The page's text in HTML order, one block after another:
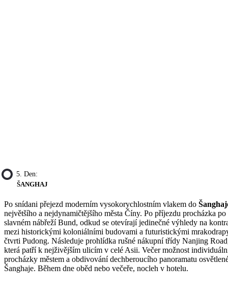
5. Den:
ŠANGHAJ
Po snídani přejezd moderním vysokorychlostním vlakem do
největšího a nejdynamičtějšího města Číny. Po příjezdu procházka po
slavném nábřeží Bund, odkud se otevírají jedinečné výhledy na
mezi historickými koloniálními budovami a futuristickými
čtvrti Pudong. Následuje prohlídka rušné nákupní třídy Nanjing
která patří k nejživějším ulicím v celé Asii. Večer možnost
procházky městem a obdivování dechberoucího panoramatu
Šanghaje. Během dne oběd nebo večeře, nocleh v hotelu.